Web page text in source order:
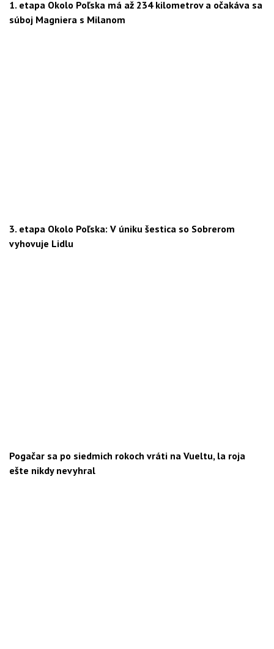
1. etapa Okolo Poľska má až 234 kilometrov a očakáva sa
súboj Magniera s Milanom
3. etapa Okolo Poľska: V úniku šestica so Sobrerom
vyhovuje Lidlu
Pogačar sa po siedmich rokoch vráti na Vueltu, la roja
ešte nikdy nevyhral